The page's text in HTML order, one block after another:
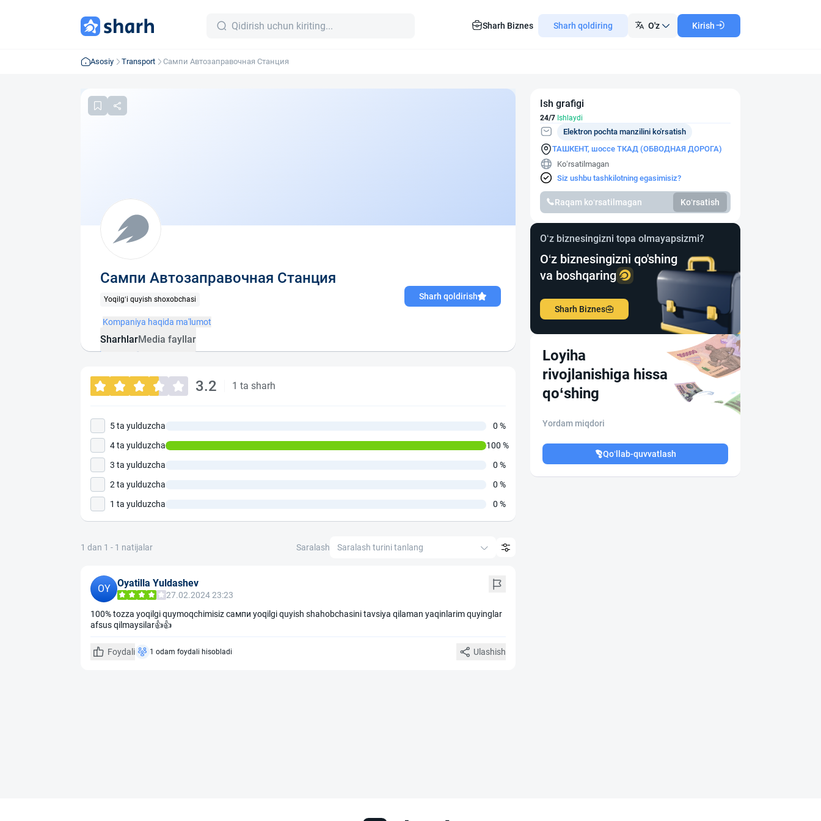
Sharh Biznes Sharh qoldiring O'z Kirish
Asosiy Transport Сампи Автозаправочная Станция
Сампи Автозаправочная Станция
Yoqilg‘i quyish shoxobchasi Sharh qoldirish
Kompaniya haqida ma'lumot
SharhlarMedia fayllar
3.2 1 ta sharh
5 ta yulduzcha
0 %
4 ta yulduzcha
100 %
3 ta yulduzcha
0 %
2 ta yulduzcha
0 %
1 ta yulduzcha
0 %
1 dan 1 - 1 natijalar Saralash Saralash turini tanlang
OY Oyatilla Yuldashev
27.02.2024 23:23
100% tozza yoqilgi quymoqchimisiz сампи yoqilgi quyish shahobchasini tavsiya qilaman yaqinlarim quyinglar
afsus qilmaysilar👍👍
Foydali 1 odam foydali hisobladi Ulashish
Ish grafigi
24/7 Ishlaydi
ТАШКЕНТ, шоссе ТКАД (ОБВОДНАЯ ДОРОГА)
Elektron pochta manzilini ko'rsatish
Ko‘rsatilmagan
Siz ushbu tashkilotning egasimisiz?
Raqam ko‘rsatilmagan Ko‘rsatish
O‘z biznesingizni topa olmayapsizmi?
O‘z biznesingizni qo'shing
va boshqaring
Sharh Biznes
Loyiha
rivojlanishiga hissa
qo‘shing
Yordam miqdori
Qo‘llab-quvvatlash